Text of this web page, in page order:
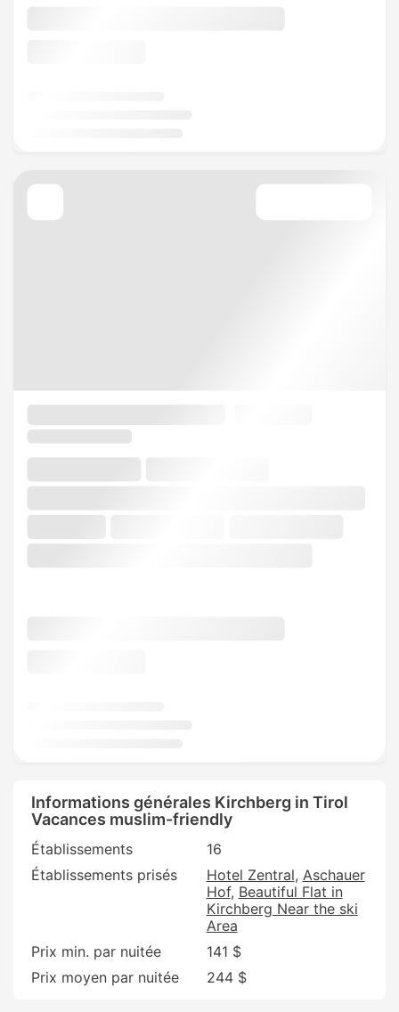
Informations générales Kirchberg in Tirol
Vacances muslim-friendly
Établissements
16
Établissements prisés
Hotel Zentral Aschauer
Hof Beautiful Flat in
Kirchberg Near the ski
Area
Prix min. par nuitée
141 $
Prix moyen par nuitée
244 $